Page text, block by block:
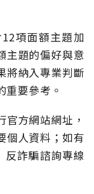
項面額主題加
主題的偏好與意
將納入專業判斷
要參考。
方網站網址，
個人資料；如有
反詐騙諮詢專線